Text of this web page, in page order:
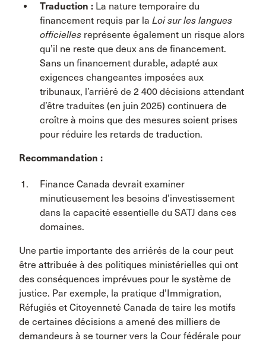
Traduction : La nature temporaire du
financement requis par la Loi sur les langues
officielles représente également un risque alors
qu’il ne reste que deux ans de financement.
Sans un financement durable, adapté aux
exigences changeantes imposées aux
tribunaux, l’arriéré de 2 400 décisions attendant
d’être traduites (en juin 2025) continuera de
croître à moins que des mesures soient prises
pour réduire les retards de traduction.
Recommandation :
Finance Canada devrait examiner
minutieusement les besoins d’investissement
dans la capacité essentielle du SATJ dans ces
domaines.
Une partie importante des arriérés de la cour peut
être attribuée à des politiques ministérielles qui ont
des conséquences imprévues pour le système de
justice. Par exemple, la pratique d’Immigration,
Réfugiés et Citoyenneté Canada de taire les motifs
de certaines décisions a amené des milliers de
demandeurs à se tourner vers la Cour fédérale pour